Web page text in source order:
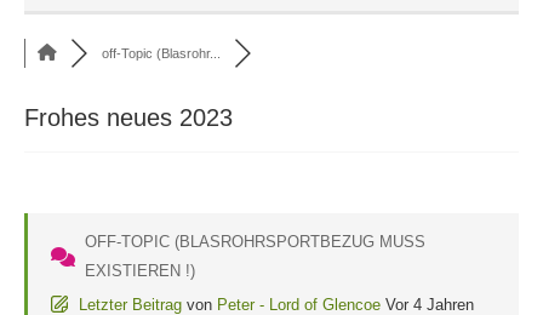
off-Topic (Blasrohr...
Frohes neues 2023
OFF-TOPIC (BLASROHRSPORTBEZUG MUSS
EXISTIEREN !)
Letzter Beitrag von Peter - Lord of Glencoe Vor 4 Jahren